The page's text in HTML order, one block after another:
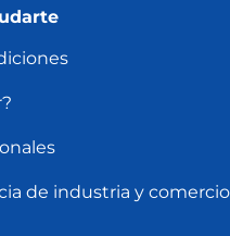
de industria y comercio